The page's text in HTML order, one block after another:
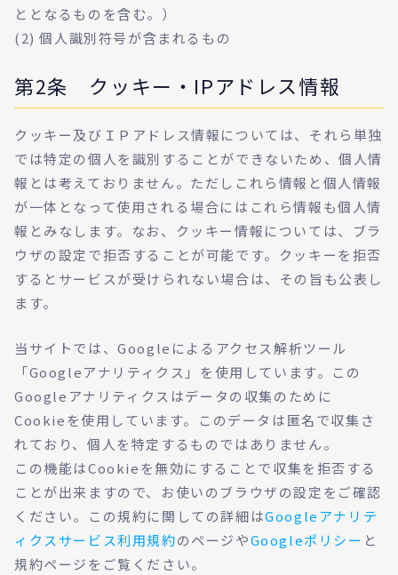
ととなるものを含む。）
(2) 個人識別符号が含まれるもの
第2条 クッキー・IPアドレス情報
クッキー及びＩＰアドレス情報については、それら単独
では特定の個人を識別することができないため、個人情
報とは考えておりません。ただしこれら情報と個人情報
が一体となって使用される場合にはこれら情報も個人情
報とみなします。なお、クッキー情報については、ブラ
ウザの設定で拒否することが可能です。クッキーを拒否
するとサービスが受けられない場合は、その旨も公表し
ます。
当サイトでは、Googleによるアクセス解析ツール
「Googleアナリティクス」を使用しています。この
Googleアナリティクスはデータの収集のために
Cookieを使用しています。このデータは匿名で収集さ
れており、個人を特定するものではありません。
この機能はCookieを無効にすることで収集を拒否する
ことが出来ますので、お使いのブラウザの設定をご確認
ください。この規約に関しての詳細はGoogleアナリテ
ィクスサービス利用規約のページやGoogleポリシー と
規約ページをご覧ください。